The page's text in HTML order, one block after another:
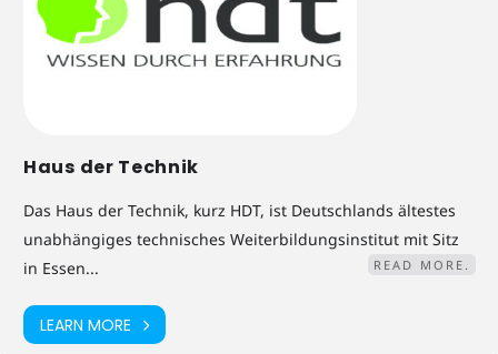
Haus der Technik
Das Haus der Technik, kurz HDT, ist Deutschlands ältestes
unabhängiges technisches Weiterbildungsinstitut mit Sitz
in Essen...
READ MORE.
LEARN MORE